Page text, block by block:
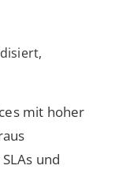
mit hoher
und